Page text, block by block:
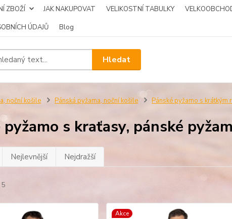
ZBOŽÍ JAK NAKUPOVAT VELIKOSTNÍ TABULKY
ÚDAJŮ Blog
Hledat
noční košile Pánská pyžama, noční košile Pánské pyžamo s krátkým
pyžamo s kraťasy, pánské
Nejlevnější Nejdražší
Akce